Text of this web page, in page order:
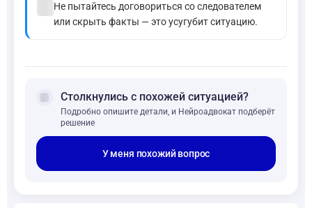
Не пытайтесь договориться со следователем
или скрыть факты — это усугубит ситуацию.
forum Столкнулись с похожей ситуацией?
Подробно опишите детали, и Нейроадвокат подберёт
решение
У меня похожий вопрос